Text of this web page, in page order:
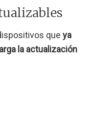
que ya
la actualización